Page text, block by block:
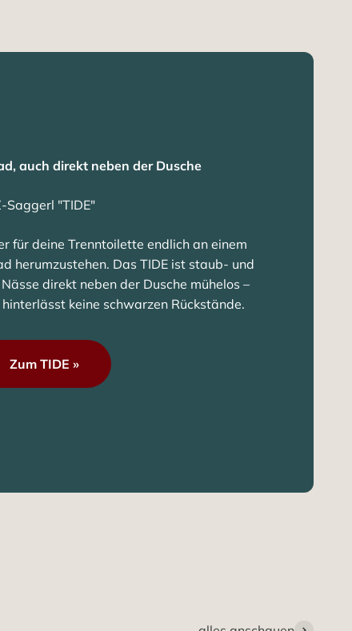
auch direkt neben der Dusche
Saggerl "TIDE"
für deine Trenntoilette endlich an einem
herumzustehen. Das TIDE ist staub- und
direkt neben der Dusche mühelos –
keine schwarzen Rückstände.
Zum TIDE »